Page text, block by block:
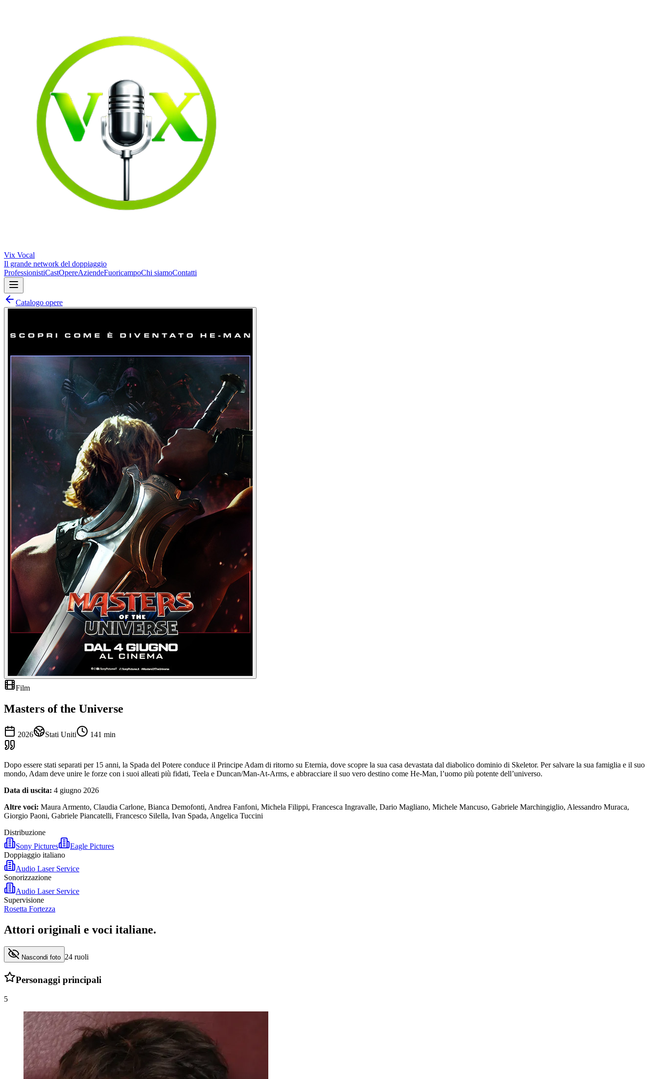
Vix Vocal
Il grande network del doppiaggio
ProfessionistiCastOpereAziendeFuoricampoChi siamoContatti
Catalogo opere
Film
Masters of the Universe
2026 Stati Uniti 141 min
Dopo essere stati separati per 15 anni, la Spada del Potere conduce il Principe Adam di ritorno su Eternia, dove scopre la sua casa devastata dal diabolico dominio di Skeletor. Per salvare la sua famiglia e il suo
mondo, Adam deve unire le forze con i suoi alleati più fidati, Teela e Duncan/Man-At-Arms, e abbracciare il suo vero destino come He-Man, l’uomo più potente dell’universo.
Data di uscita: 4 giugno 2026
Altre voci: Maura Armento, Claudia Carlone, Bianca Demofonti, Andrea Fanfoni, Michela Filippi, Francesca Ingravalle, Dario Magliano, Michele Mancuso, Gabriele Marchingiglio, Alessandro Muraca,
Giorgio Paoni, Gabriele Piancatelli, Francesco Silella, Ivan Spada, Angelica Tuccini
Distribuzione
Sony Pictures
Eagle Pictures
Doppiaggio italiano
Audio Laser Service
Sonorizzazione
Audio Laser Service
Supervisione
Rosetta Fortezza
Attori originali e voci italiane.
Nascondi foto 24 ruoli
Personaggi principali
5